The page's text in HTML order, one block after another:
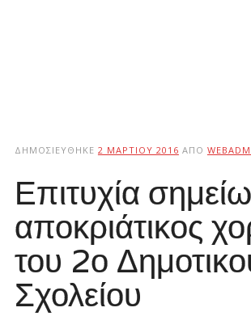
ΔΗΜΟΣΙΕΎΘΗΚΕ 2 ΜΑΡΤΊΟΥ 2016 ΑΠΌ
Επιτυχία
αποκριάτικος
του 2ο
Σχολείου